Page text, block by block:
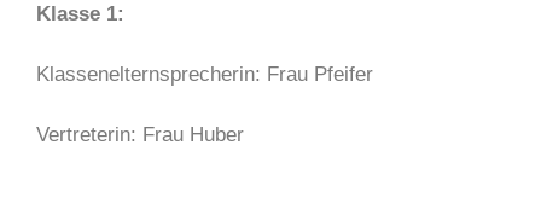
Klasse 1:
Klassenelternsprecherin: Frau Pfeifer
Vertreterin: Frau Huber